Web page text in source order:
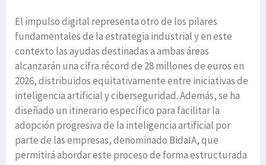
El impulso digital representa otro de los pilares
fundamentales de la estrategia industrial y en este
contexto las ayudas destinadas a ambas áreas
alcanzarán una cifra récord de 28 millones de euros en
2026, distribuidos equitativamente entre iniciativas de
inteligencia artificial y ciberseguridad. Además, se ha
diseñado un itinerario específico para facilitar la
adopción progresiva de la inteligencia artificial por
parte de las empresas, denominado BidaIA, que
permitirá abordar este proceso de forma estructurada